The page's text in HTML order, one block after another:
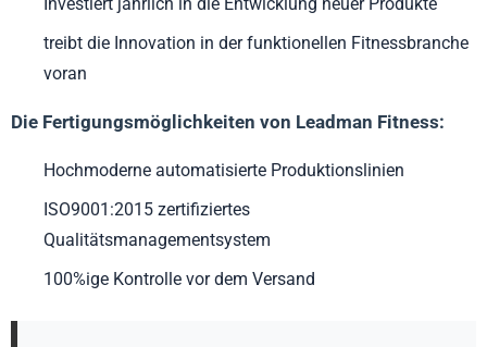
treibt die Innovation in der funktionellen Fitnessbranche
voran
Die Fertigungsmöglichkeiten von Leadman Fitness:
Hochmoderne automatisierte Produktionslinien
ISO9001:2015 zertifiziertes
Qualitätsmanagementsystem
100%ige Kontrolle vor dem Versand